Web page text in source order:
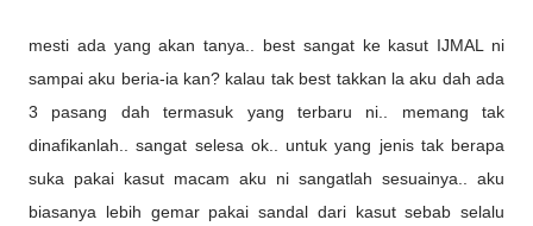
mesti ada yang akan tanya.. best sangat ke kasut IJMAL ni
sampai aku beria-ia kan? kalau tak best takkan la aku dah ada
3 pasang dah termasuk yang terbaru ni.. memang tak
dinafikanlah.. sangat selesa ok.. untuk yang jenis tak berapa
suka pakai kasut macam aku ni sangatlah sesuainya.. aku
biasanya lebih gemar pakai sandal dari kasut sebab selalu